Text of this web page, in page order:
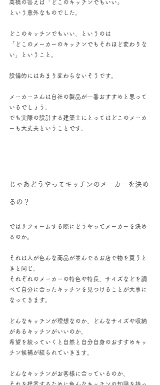
高橋の答えは「どこのキッチンでもいい」
という意外なものでした。
どこのキッチンでもいい、というのは
「どこのメーカーのキッチンでもそれほど変わりな
い」ということ。
設備的にはあまり変わらないそうです。
メーカーさんは自社の製品が一番おすすめと思って
いるでしょう。
でも実際の設計する建築士にとってはどこのメーカ
ーも大丈夫ということです。
じゃあどうやってキッチンのメーカーを決め
るの？
ではリフォームする際にどうやってメーカーを決め
るのか。
それは人が色んな商品が並んでるお店で物を買うと
きと同じ。
それぞれのメーカーの特色や特長、サイズなどを調
べて自分に合ったキッチンを見つけることが大事に
なってきます。
どんなキッチンが理想なのか、どんなサイズや収納
があるキッチンがいいのか、
希望を絞っていくと自然と自分自身のおすすめキッ
チン候補が絞られていきます。
どんなキッチンがお客様に合っているのか、